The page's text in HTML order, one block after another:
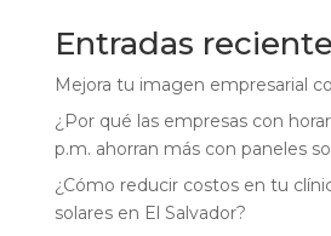
Entradas
Mejora tu imagen empresarial
¿Por qué las empresas con
p.m. ahorran más con paneles
¿Cómo reducir costos en tu
solares en El Salvador?